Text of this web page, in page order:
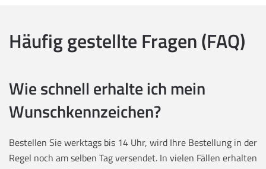
Häufig gestellte Fragen (FAQ)
Wie schnell erhalte ich mein
Wunschkennzeichen?
Bestellen Sie werktags bis 14 Uhr, wird Ihre Bestellung in der
Regel noch am selben Tag versendet. In vielen Fällen erhalten